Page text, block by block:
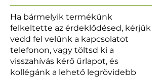
Ha bármelyik termékünk
felkeltette az érdeklődésed, kérjük
vedd fel velünk a kapcsolatot
telefonon, vagy töltsd ki a
visszahívás kérő űrlapot, és
kollégánk a lehető legrövidebb